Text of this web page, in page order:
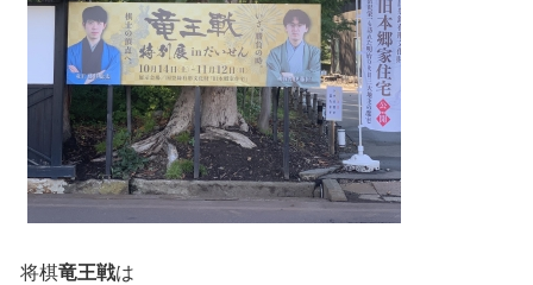
将棋竜王戦は